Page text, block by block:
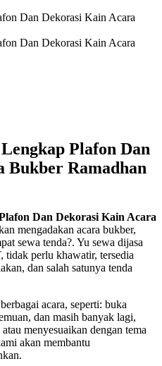
Dan Dekorasi Kain Acara
Dan Dekorasi Kain Acara
Plafon Dan
Bukber Ramadhan
Dan Dekorasi Kain Acara
mengadakan acara bukber,
sewa tenda?. Yu sewa dijasa
perlu khawatir, tersedia
dan salah satunya tenda
acara, seperti: buka
dan masih banyak lagi,
menyesuaikan dengan tema
akan membantu